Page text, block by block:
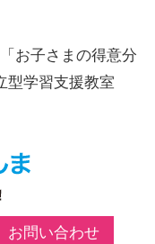
お子さまの得意分
型学習支援教室
お問い合わせ